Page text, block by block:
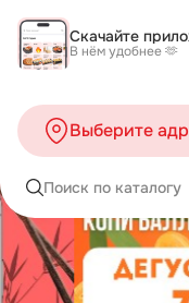
Скачайте
В нём удобнее 🫶
Выберите
Поиск по каталогу